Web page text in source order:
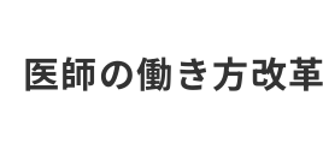
医師の働き方改